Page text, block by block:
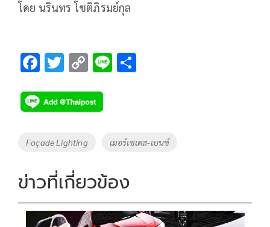
โดย นรินทร โชติภิรมย์กุล
F
e
b
o
k
T
tt
er
C
p
y
k
Li
Tags
Façade Lighting เมอร์เซเดส-เบนซ์
ข่าวที่เกี่ยวข้อง